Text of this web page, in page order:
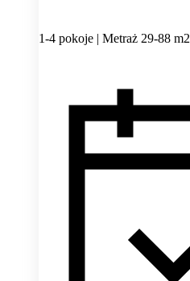
1-4 pokoje | Metraż 29-88 m2